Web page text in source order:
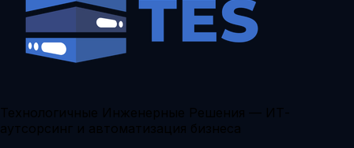
Технологичные Инженерные Решения — ИТ-
аутсорсинг и автоматизация бизнеса